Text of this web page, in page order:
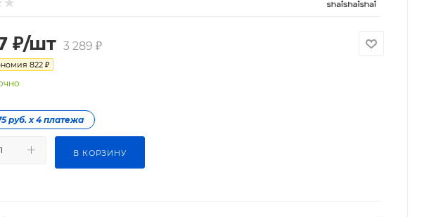
₽/шт 3 289 ₽
822 ₽
руб. х 4 платежа
В КОРЗИНУ